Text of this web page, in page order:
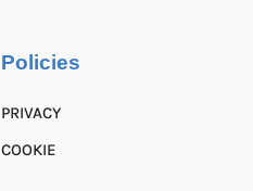
Policies
PRIVACY
COOKIE